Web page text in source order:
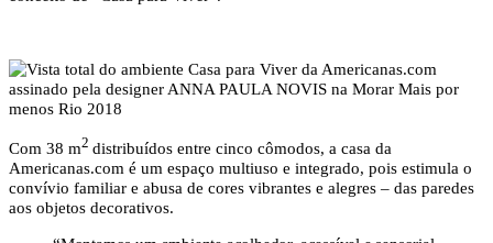
Com 38 m2 distribuídos entre cinco cômodos, a casa da
Americanas.com é um espaço multiuso e integrado, pois estimula o
convívio familiar e abusa de cores vibrantes e alegres – das paredes
aos objetos decorativos.